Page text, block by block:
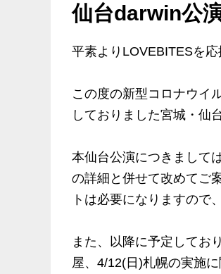
仙台darwin公
平素よりLOVEBITESを
この度の新型コロナウイ
しておりました宮城・仙
本仙台公演につきまして
の詳細と併せて改めてご
トは必要になりますので
また、以降に予定してお
屋、4/12(日)札幌の実施